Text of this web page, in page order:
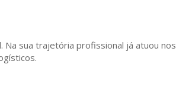
sua trajetória profissional já atuou nos